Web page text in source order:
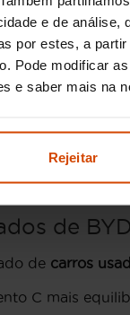
e de análise,
por estes, a
Pode modificar
e saber mais na
Rejeitar
segurança
não utiliza listas
IUC e acesso
de
versatilidade,
de
de carros
C mais